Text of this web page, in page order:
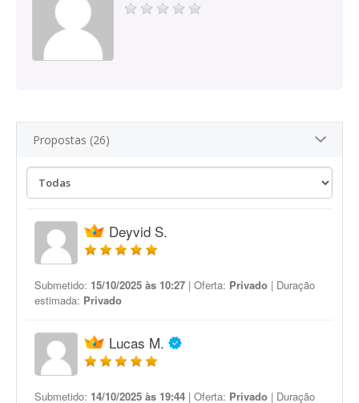
Propostas (26)
Deyvid S.
Submetido: 15/10/2025 às 10:27 | Oferta: Privado | Duração
estimada: Privado
Lucas M.
Submetido: 14/10/2025 às 19:44 | Oferta: Privado | Duração